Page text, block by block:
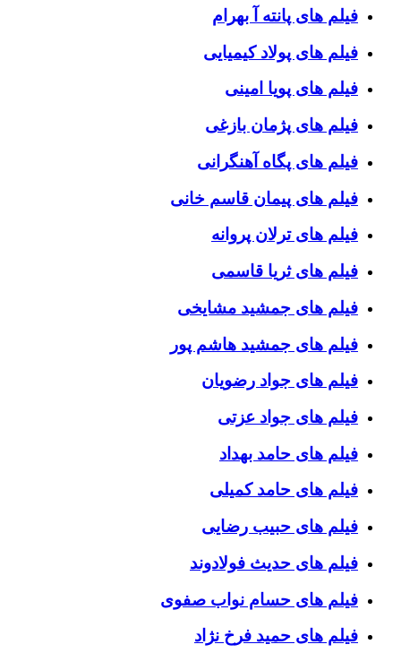
فیلم های پانته آ بهرام
فیلم های پولاد کیمیایی
فیلم های پویا امینی
فیلم های پژمان بازغی
فیلم های پگاه آهنگرانی
فیلم های پیمان قاسم خانی
فیلم های ترلان پروانه
فیلم های ثریا قاسمی
فیلم های جمشید مشایخی
فیلم های جمشید هاشم پور
فیلم های جواد رضویان
فیلم های جواد عزتی
فیلم های حامد بهداد
فیلم های حامد کمیلی
فیلم های حبیب رضایی
فیلم های حدیث فولادوند
فیلم های حسام نواب صفوی
فیلم های حمید فرخ نژاد